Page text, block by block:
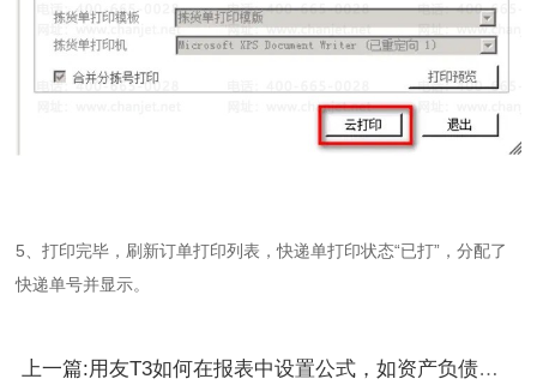
5、打印完毕，刷新订单打印列表，快递单打印状态“已打”，分配了
快递单号并显示。
上一篇:用友T3如何在报表中设置公式，如资产负债表里的货币资金，怎样设置公式？